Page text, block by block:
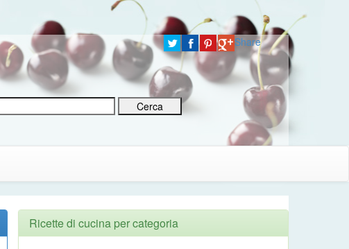
Share
Ricette di cucina per categoria